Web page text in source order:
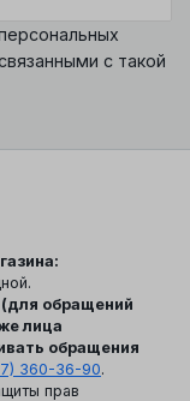
связанными с такой
обращений
лица
обращения
360-36-90.
прав